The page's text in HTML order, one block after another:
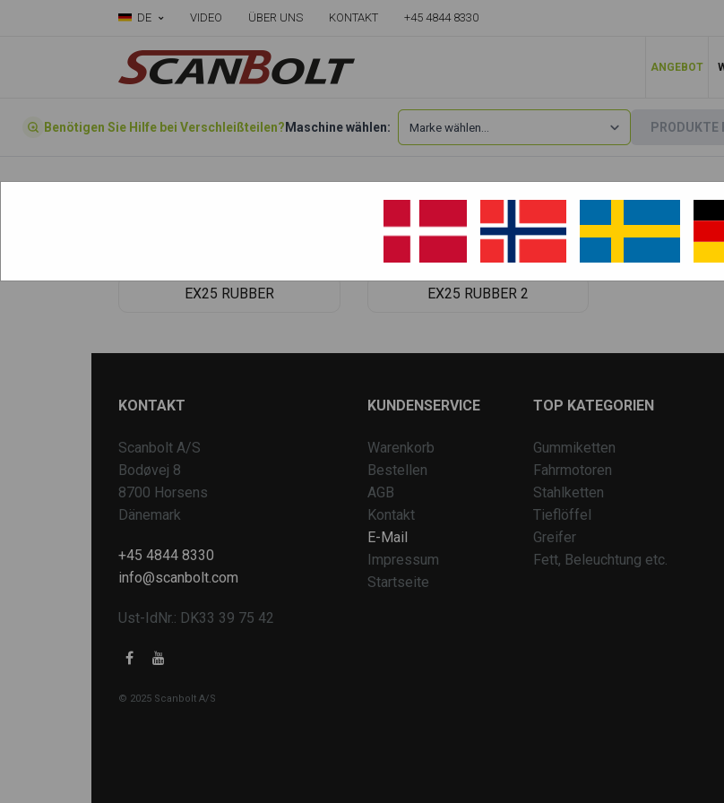
DE VIDEO ÜBER UNS KONTAKT +45 4844 8330
ANGEBOT
Benötigen Sie Hilfe bei Verschleißteilen? Maschine wählen: PRODUKTE
EX25.1 EX25.2
EX25 RUBBER EX25 RUBBER 2
KONTAKT
Scanbolt A/S
Bodøvej 8
8700 Horsens
Dänemark
+45 4844 8330
info@scanbolt.com
Ust-IdNr.: DK33 39 75 42
© 2025 Scanbolt A/S
KUNDENSERVICE
Warenkorb
Bestellen
AGB
Kontakt
E-Mail
Impressum
Startseite
TOP KATEGORIEN
Gummiketten
Fahrmotoren
Stahlketten
Tieflöffel
Greifer
Fett, Beleuchtung etc.